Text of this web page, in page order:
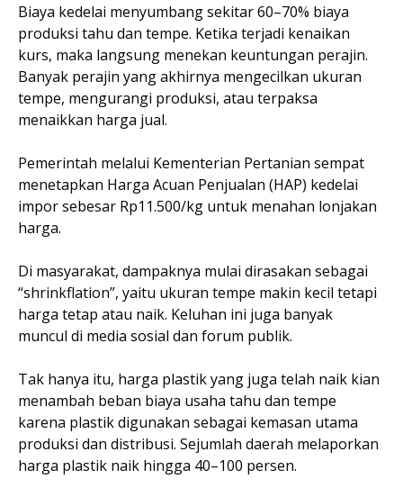
Biaya kedelai menyumbang sekitar 60–70% biaya
produksi tahu dan tempe. Ketika terjadi kenaikan
kurs, maka langsung menekan keuntungan perajin.
Banyak perajin yang akhirnya mengecilkan ukuran
tempe, mengurangi produksi, atau terpaksa
menaikkan harga jual.
Pemerintah melalui Kementerian Pertanian sempat
menetapkan Harga Acuan Penjualan (HAP) kedelai
impor sebesar Rp11.500/kg untuk menahan lonjakan
harga.
Di masyarakat, dampaknya mulai dirasakan sebagai
“shrinkflation”, yaitu ukuran tempe makin kecil tetapi
harga tetap atau naik. Keluhan ini juga banyak
muncul di media sosial dan forum publik.
Tak hanya itu, harga plastik yang juga telah naik kian
menambah beban biaya usaha tahu dan tempe
karena plastik digunakan sebagai kemasan utama
produksi dan distribusi. Sejumlah daerah melaporkan
harga plastik naik hingga 40–100 persen.